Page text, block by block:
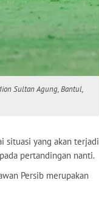
Sultan Agung, Bantul,
situasi yang akan terjadi
pertandingan nanti.
Persib merupakan